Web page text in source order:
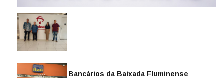
Sindicato dos Bancários da Baixada Fluminense